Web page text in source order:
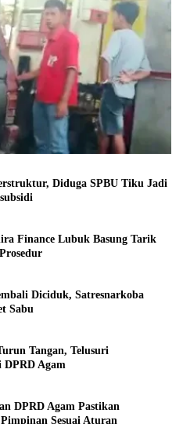
Diduga SPBU Tiku Jadi
Finance Lubuk Basung Tarik
Diciduk, Satresnarkoba
Sabu
Tangan, Telusuri
DPRD Agam
DPRD Agam Pastikan
Sesuai Aturan